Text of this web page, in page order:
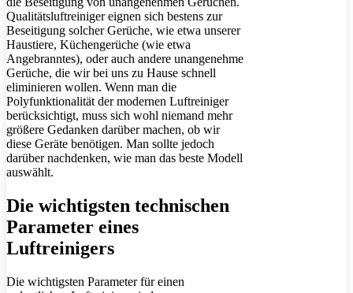
Qualitätsluftreiniger eignen sich bestens zur
Beseitigung solcher Gerüche, wie etwa unserer
Haustiere, Küchengerüche (wie etwa
Angebranntes), oder auch andere unangenehme
Gerüche, die wir bei uns zu Hause schnell
eliminieren wollen. Wenn man die
Polyfunktionalität der modernen Luftreiniger
berücksichtigt, muss sich wohl niemand mehr
größere Gedanken darüber machen, ob wir
diese Geräte benötigen. Man sollte jedoch
darüber nachdenken, wie man das beste Modell
auswählt.
Die wichtigsten technischen
Parameter eines
Luftreinigers
Die wichtigsten Parameter für einen